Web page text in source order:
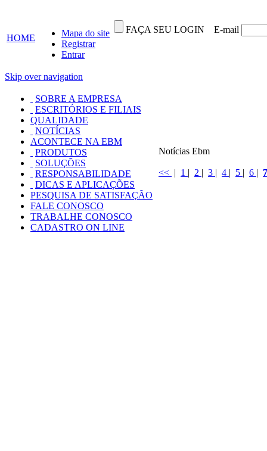
HOME
Mapa do site
Registrar
Entrar
FAÇA SEU LOGIN E-mail
Skip over navigation
SOBRE A EMPRESA
ESCRITÓRIOS E FILIAIS
QUALIDADE
NOTÍCIAS
ACONTECE NA EBM
PRODUTOS
SOLUÇÕES
RESPONSABILIDADE
DICAS E APLICAÇÕES
PESQUISA DE SATISFAÇÃO
FALE CONOSCO
TRABALHE CONOSCO
CADASTRO ON LINE
Notícias Ebm
<< | 1 | 2 | 3 | 4 | 5 | 6 |